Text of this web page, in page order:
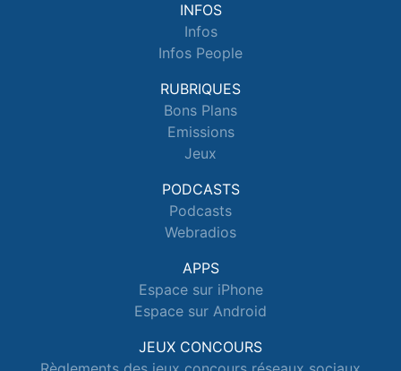
INFOS
Infos
Infos People
RUBRIQUES
Bons Plans
Emissions
Jeux
PODCASTS
Podcasts
Webradios
APPS
Espace sur iPhone
Espace sur Android
JEUX CONCOURS